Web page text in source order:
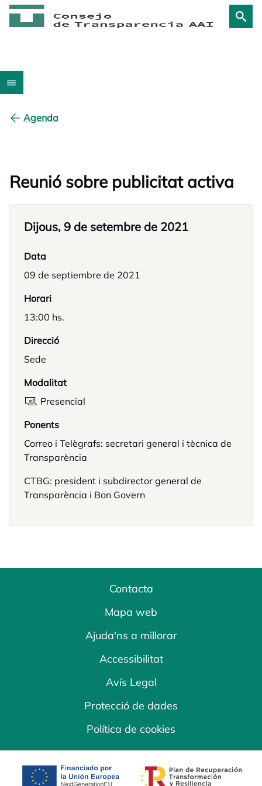
Agenda
Reunió sobre publicitat activa
Dijous, 9 de setembre de 2021
Data
09 de septiembre de 2021
Horari
13:00 hs.
Direcció
Sede
Modalitat
Presencial
Ponents
Correo i Telègrafs: secretari general i tècnica de
Transparència
CTBG: president i subdirector general de
Transparència i Bon Govern
Contacta
Mapa web
Ajuda'ns a millorar
Accessibilitat
Avís Legal
Protecció de dades
Política de cookies
opens in a new tab opens in a new